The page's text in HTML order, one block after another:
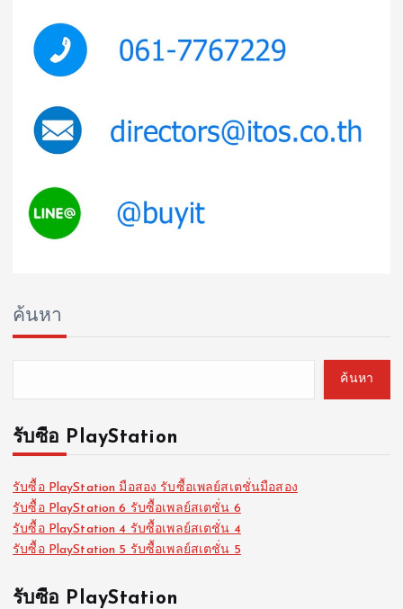
ค้นหา
ค้นหา
รับซื้อ PlayStation
รับซื้อ PlayStation มือสอง รับซื้อเพลย์สเตชั่นมือสอง
รับซื้อ PlayStation 6 รับซื้อเพลย์สเตชั่น 6
รับซื้อ PlayStation 4 รับซื้อเพลย์สเตชั่น 4
รับซื้อ PlayStation 5 รับซื้อเพลย์สเตชั่น 5
รับซื้อ PlayStation